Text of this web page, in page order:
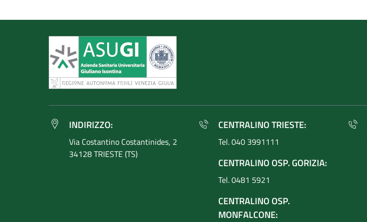
INDIRIZZO:
Via Costantino Costantinides, 2
34128 TRIESTE (TS)
CENTRALINO TRIESTE:
Tel. 040 3991111
CENTRALINO OSP. GORIZIA:
Tel. 0481 5921
CENTRALINO OSP.
MONFALCONE: